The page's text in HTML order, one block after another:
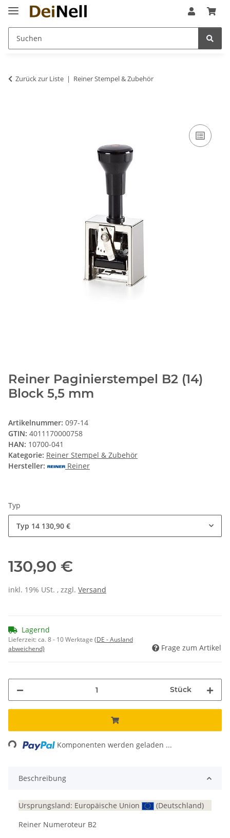
Zurück zur Liste Reiner Stempel & Zubehör
Reiner Paginierstempel B2 (14)
Block 5,5 mm
Artikelnummer: 097-14
GTIN: 4011170000758
HAN: 10700-041
Kategorie: Reiner Stempel & Zubehör
Hersteller:
Reiner
Typ
Typ 14 130,90 €
130,90 €
inkl. 19% USt. , zzgl. Versand
Lagernd
Lieferzeit:ca. 8 - 10 Werktage (DE - Ausland
abweichend)
Frage zum Artikel
Stück
Komponenten werden geladen ...
Beschreibung
Ursprungsland: Europäische Union
(Deutschland)
Reiner Numeroteur B2